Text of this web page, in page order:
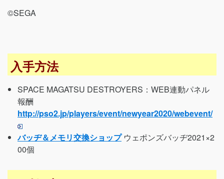
©SEGA
入手方法
SPACE MAGATSU DESTROYERS：WEB連動パネル
報酬
http://pso2.jp/players/event/newyear2020/webevent/
バッヂ＆メモリ交換ショップウェポンズバッヂ2021×2
00個